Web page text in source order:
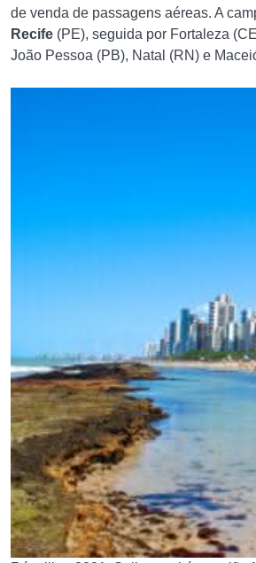
de venda de passagens aéreas. A
Recife (PE), seguida por Fortaleza
João Pessoa (PB), Natal (RN) e